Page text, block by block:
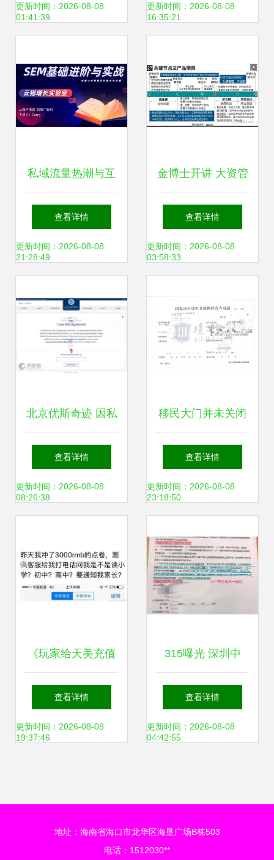
服务新标杆 一件事
化服务暖人心
更新时间：2026-08-08
01:41:39
50w，究竟有哪些
更新时间：2026-08-08
16:35:21
私域流量热潮与互
联网流量中介模式
的边界——以因私
例
查看详情
更新时间：2026-08-08
21:28:49
金博士开讲 大资管
新规下的私募资管
产品监管与因私出
解析超级干货
查看详情
更新时间：2026-08-08
03:58:33
北京优斯奇迹 因私
出入境中介服务的
专业指南与实践
查看详情
更新时间：2026-08-08
08:26:38
移民大门并未关闭
——因私出入境中
介资质认证取消后
查看详情
更新时间：2026-08-08
23:18:50
《玩家给天美充值
3000元被客服阻
止，原因让人动容
查看详情
更新时间：2026-08-08
19:37:46
315曝光 深圳中
介“吃差价”竟够买
小城一套房，结果
黑心中介的法律代
查看详情
更新时间：2026-08-08
04:42:55
地址：海南省海口市龙华区海垦广场B栋503
电话：1512030**